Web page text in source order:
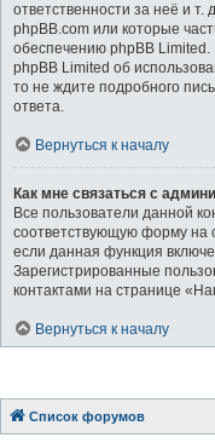
ответственности за неё и т.
phpBB.com или которые
обеспечению phpBB
phpBB Limited об
то не ждите подробного
ответа.
Вернуться к началу
Как мне связаться с
Все пользователи данной
соответствующую форму на
если данная функция
Зарегистрированные
контактами на странице
Вернуться к началу
Список форумов